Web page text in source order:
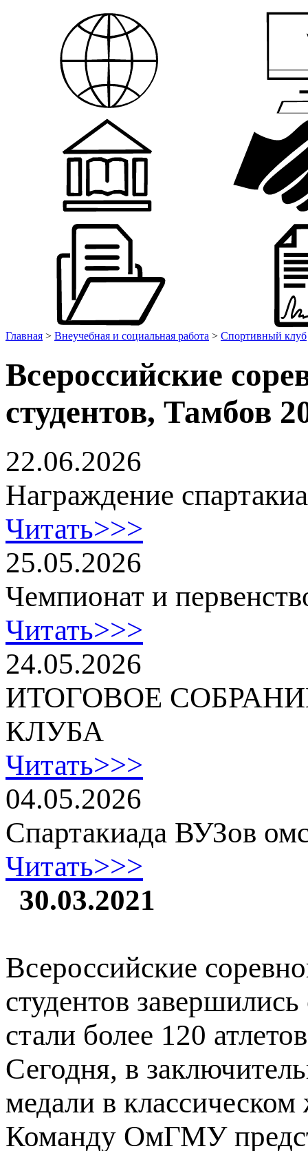
Главная > Внеучебная и социальная работа > Спортивный клуб
Всероссийские
студентов, Тамбов
22.06.2026
Награждение
Читать>>>
25.05.2026
Чемпионат и
Читать>>>
24.05.2026
ИТОГОВОЕ
КЛУБА
Читать>>>
04.05.2026
Спартакиада ВУЗов
Читать>>>
30.03.2021
Всероссийские
студентов
стали более 120
Сегодня, в
медали в
Команду ОмГМУ